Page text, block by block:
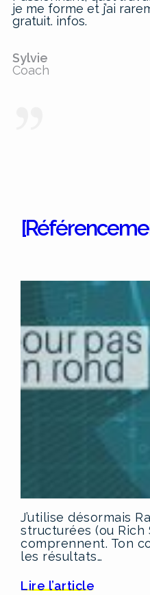
je me forme et j’ai
gratuit. infos.
Sylvie
Coach
J’utilise désormais
structurées (ou
comprennent. Ton
les résultats…
Lire l’article